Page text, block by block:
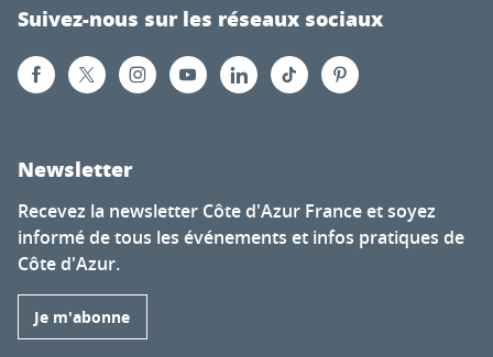
Suivez-nous sur les réseaux sociaux
Newsletter
Recevez la newsletter Côte d'Azur France et soyez
informé de tous les événements et infos pratiques de
Côte d'Azur.
Je m'abonne